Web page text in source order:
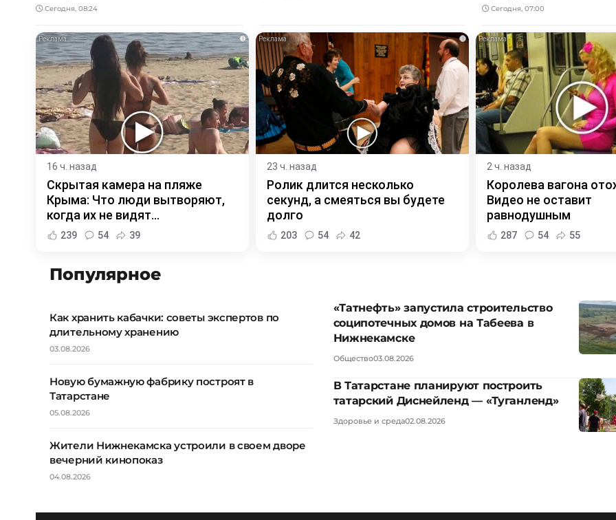
Сегодня, 08:24 Сегодня, 07:00
i
16 ч. назад
Скрытая камера на пляже
Крыма: Что люди вытворяют,
когда их не видят...
239 54 39
i
23 ч. назад
Ролик длится несколько
секунд, а смеяться вы будете
долго
203 54 42
2 ч. назад
Королева вагона
Видео не оставит
равнодушным
287 54 55
Популярное
Как хранить кабачки: советы экспертов по
длительному хранению
03.08.2026
Новую бумажную фабрику построят в
Татарстане
05.08.2026
Жители Нижнекамска устроили в своем дворе
вечерний кинопоказ
04.08.2026
«Татнефть» запустила строительство
соципотечных домов на Табеева в
Нижнекамске
Общество03.08.2026
В Татарстане планируют построить
татарский Диснейленд — «Туганленд»
Здоровье и среда02.08.2026